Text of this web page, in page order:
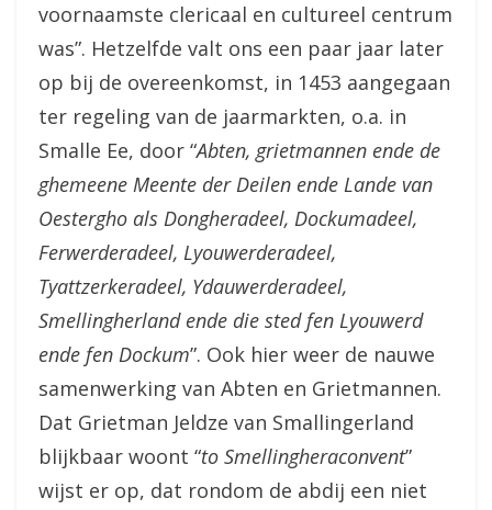
voornaamste clericaal en cultureel centrum
was”. Hetzelfde valt ons een paar jaar later
op bij de overeenkomst, in 1453 aangegaan
ter regeling van de jaarmarkten, o.a. in
Smalle Ee, door “Abten, grietmannen ende de
ghemeene Meente der Deilen ende Lande van
Oestergho als Dongheradeel, Dockumadeel,
Ferwerderadeel, Lyouwerderadeel,
Tyattzerkeradeel, Ydauwerderadeel,
Smellingherland ende die sted fen Lyouwerd
ende fen Dockum”. Ook hier weer de nauwe
samenwerking van Abten en Grietmannen.
Dat Grietman Jeldze van Smallingerland
blijkbaar woont “to Smellingheraconvent”
wijst er op, dat rondom de abdij een niet